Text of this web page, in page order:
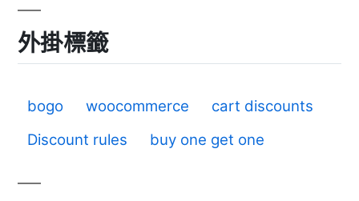
外掛標籤
bogo woocommerce
cart discounts
Discount rules
buy one get one